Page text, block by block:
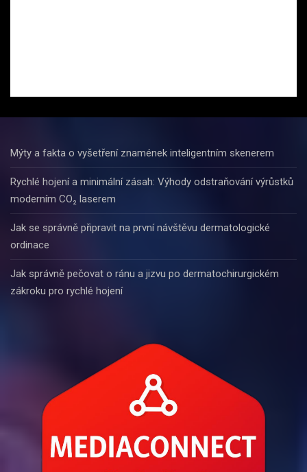
Mýty a fakta o vyšetření znamének inteligentním skenerem
Rychlé hojení a minimální zásah: Výhody odstraňování výrůstků
moderním CO₂ laserem
Jak se správně připravit na první návštěvu dermatologické
ordinace
Jak správně pečovat o ránu a jizvu po dermatochirurgickém
zákroku pro rychlé hojení